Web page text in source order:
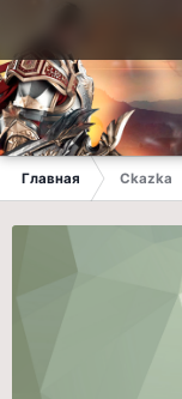
Главная Ckazka